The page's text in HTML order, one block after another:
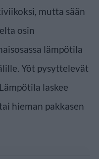
mutta sään
osin
lämpötila
Yöt pysyttelevät
laskee
hieman pakkasen